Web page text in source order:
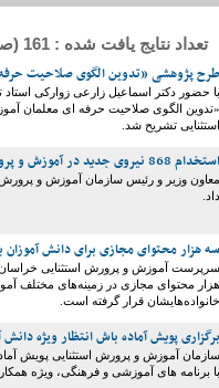
و تنها روزنامه به خط بریل در جهان
تعداد نتایج یافت شده : 161 (صفحه 1 از 11)
طرح پژوهشی «تدوین الگوی صلاحیت
با حضور دکتر اسماعیل زارعی زوارکی
«تدوین الگوی صلاحیت حرفه ای معلمان
استثنایی تشریح شد.
استخدام 868 نیروی جدید در آموزش و پرورش استثنایی
داد.
سه هزار محتوای مجازی برای دانش آموزان
سرپرست آموزش و پرورش استثنایی خراسان
هزار محتوای مجازی در زمینه‌های مختلف
خانواده‌هایشان قرار گرفته است.
برگزاری پویش آماده باش انتظار ویژه
سازمان آموزش و پرورش استثنایی ‌پویش
با برنامه های آموزشی و فرهنگی، ویژه